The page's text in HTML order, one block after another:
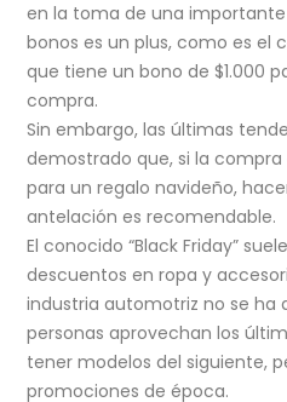
en la toma de una
bonos es un plus, como es el
que tiene un bono de $1.000
compra.
Sin embargo, las últimas
demostrado que, si la
para un regalo navideño,
antelación es recomendable.
El conocido “Black Friday”
descuentos en ropa y
industria automotriz no se ha
personas aprovechan los
tener modelos del siguiente,
promociones de época.